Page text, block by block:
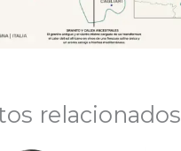
relacionados